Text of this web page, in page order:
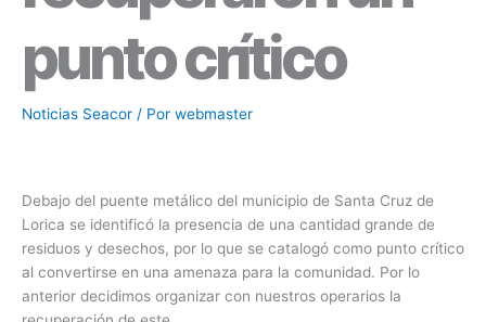
punto crítico
Noticias Seacor / Por webmaster
Debajo del puente metálico del municipio de Santa Cruz de
Lorica se identificó la presencia de una cantidad grande de
residuos y desechos, por lo que se catalogó como punto crítico
al convertirse en una amenaza para la comunidad. Por lo
anterior decidimos organizar con nuestros operarios la